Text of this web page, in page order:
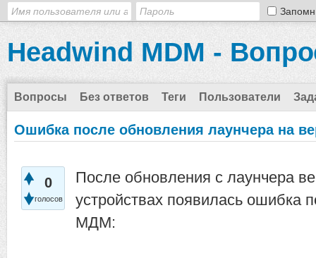
Headwind MDM -
Вопросы Без ответов Теги Пользователи
Ошибка после обновления лаунчера на
0
голосов
После обновления с лаунчера
устройствах появилась ошибка
МДМ: